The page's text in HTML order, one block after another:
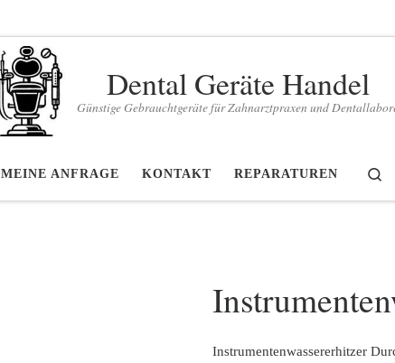
Dental Geräte Handel
Günstige Gebrauchtgeräte für Zahnarztpraxen und
MEINE ANFRAGE KONTAKT REPARATUREN
Instrumentenwassererhitzer